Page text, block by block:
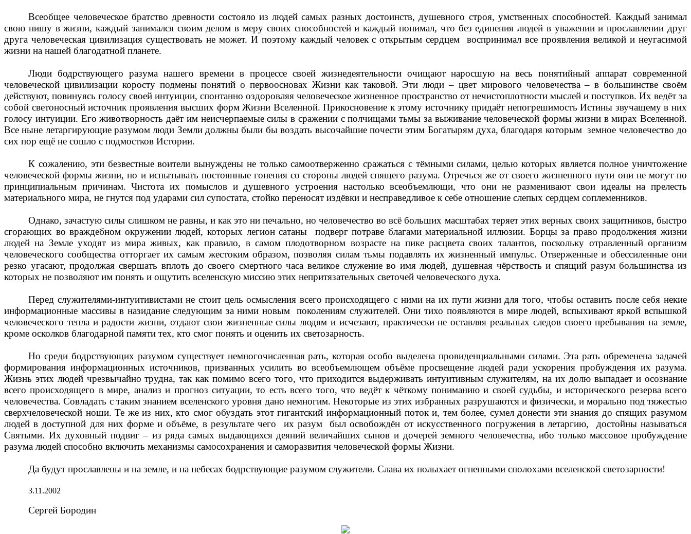
Всеобщее человеческое братство древности состояло из людей самых разных достоинств, душевного строя, умственных способностей. Каждый занимал
свою нишу в жизни, каждый занимался своим делом в меру своих способностей и каждый понимал, что без единения людей в уважении и прославлении друг
друга человеческая цивилизация существовать не может. И поэтому каждый человек с открытым сердцем
воспринимал все проявления великой и неугасимой
жизни на нашей благодатной планете.
Люди бодрствующего разума нашего времени в процессе своей жизнедеятельности очищают наросшую на весь понятийный аппарат современной
человеческой цивилизации коросту подмены понятий о первоосновах Жизни как таковой. Эти люди – цвет мирового человечества – в большинстве своём
действуют, повинуясь голосу своей интуиции, спонтанно оздоровляя человеческое жизненное пространство от нечистоплотности мыслей и поступков. Их ведёт за
собой светоносный источник проявления высших форм Жизни Вселенной. Прикосновение к этому источнику придаёт непогрешимость Истины звучащему в них
голосу интуиции. Его животворность даёт им неисчерпаемые силы в сражении с полчищами тьмы за выживание человеческой формы жизни в мирах Вселенной.
Все ныне летаргирующие разумом люди Земли должны были бы воздать высочайшие почести этим Богатырям духа, благодаря которым земное человечество до
сих пор ещё не сошло с подмостков Истории.
К сожалению, эти безвестные воители вынуждены не только самоотверженно сражаться с тёмными силами, целью которых является полное уничтожение
человеческой формы жизни, но и испытывать постоянные гонения со стороны людей спящего разума. Отречься же от своего жизненного пути они не могут по
принципиальным причинам. Чистота их помыслов и душевного устроения настолько всеобъемлющи, что они не разменивают свои идеалы на прелесть
материального мира, не гнутся под ударами сил супостата, стойко переносят издёвки и несправедливое к себе отношение слепых сердцем соплеменников.
Однако, зачастую силы слишком не равны, и как это ни печально, но человечество во всё больших масштабах теряет этих верных своих защитников, быстро
сгорающих во враждебном окружении людей, которых легион сатаны
подверг потраве благами материальной иллюзии. Борцы за право продолжения жизни
людей на Земле уходят из мира живых, как правило, в самом плодотворном возрасте на пике расцвета своих талантов, поскольку отравленный организм
человеческого сообщества отторгает их самым жестоким образом, позволяя силам тьмы подавлять их жизненный импульс. Отверженные и обессиленные они
резко угасают, продолжая свершать вплоть до своего смертного часа великое служение во имя людей, душевная чёрствость и спящий разум большинства из
которых не позволяют им понять и ощутить вселенскую миссию этих непритязательных светочей человеческого духа.
Перед служителями-интуитивистами не стоит цель осмысления всего происходящего с ними на их пути жизни для того, чтобы оставить после себя некие
информационные массивы в назидание следующим за ними новым
поколениям служителей. Они тихо появляются в мире людей, вспыхивают яркой вспышкой
человеческого тепла и радости жизни, отдают свои жизненные силы людям и исчезают, практически не оставляя реальных следов своего пребывания на земле,
кроме осколков благодарной памяти тех, кто смог понять и оценить их светозарность.
Но среди бодрствующих разумом существует немногочисленная рать, которая особо выделена провиденциальными силами. Эта рать обременена задачей
формирования информационных источников, призванных усилить во всеобъемлющем объёме просвещение людей ради ускорения пробуждения их разума.
Жизнь этих людей чрезвычайно трудна, так как помимо всего того, что приходится выдерживать интуитивным служителям, на их долю выпадает и осознание
всего происходящего в мире, анализ и прогноз ситуации, то есть всего того, что ведёт к чёткому пониманию и своей судьбы, и исторического резерва всего
человечества. Совладать с таким знанием вселенского уровня дано немногим. Некоторые из этих избранных разрушаются и физически, и морально под тяжестью
сверхчеловеческой ноши. Те же из них, кто смог обуздать этот гигантский информационный поток и, тем более, сумел донести эти знания до спящих разумом
людей в доступной для них форме и объёме, в результате чего
их разум был освобождён от искусственного погружения в летаргию,
достойны называться
Святыми. Их духовный подвиг – из ряда самых выдающихся деяний величайших сынов и дочерей земного человечества, ибо только массовое пробуждение
разума людей способно включить механизмы самосохранения и саморазвития человеческой формы Жизни.
Да будут прославлены и на земле, и на небесах бодрствующие разумом служители. Слава их полыхает огненными сполохами вселенской светозарности!
3.11.2002
Сергей Бородин